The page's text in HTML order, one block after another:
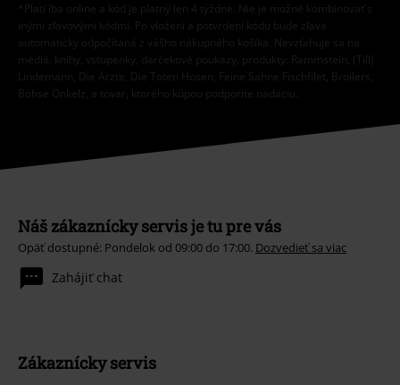
*Platí iba online a kód je platný len 4 týždne. Nie je možné kombinovať s
inými zľavovými kódmi. Po vložení a potvrdení kódu bude zľava
automaticky odpočítaná z vášho nákupného košíka. Nevzťahuje sa na
médiá, knihy, vstupenky, darčekové poukazy, produkty: Rammstein, (Till)
Lindemann, Die Ärzte, Die Toten Hosen, Feine Sahne Fischfilet, Broilers,
Böhse Onkelz, a tovar, ktorého kúpou podporíte nadáciu.
Náš zákaznícky servis je tu pre vás
Opäť dostupné: Pondelok od 09:00 do 17:00. Dozvedieť sa viac
Zahájiť chat
Zákaznícky servis